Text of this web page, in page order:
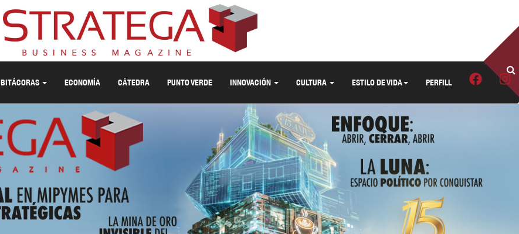
BITÁCORAS ECONOMÍA CÁTEDRA PUNTO VERDE INNOVACIÓN CULTURA ESTILO DE VIDA PERFILL